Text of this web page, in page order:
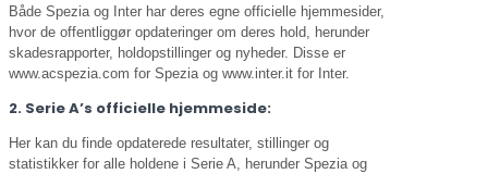
Både Spezia og Inter har deres egne officielle hjemmesider,
hvor de offentliggør opdateringer om deres hold, herunder
skadesrapporter, holdopstillinger og nyheder. Disse er
www.acspezia.com for Spezia og www.inter.it for Inter.
2. Serie A’s officielle hjemmeside:
Her kan du finde opdaterede resultater, stillinger og
statistikker for alle holdene i Serie A, herunder Spezia og